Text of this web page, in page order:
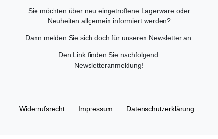
Sie möchten über neu eingetroffene Lagerware oder
Neuheiten allgemein informiert werden?
Dann melden Sie sich doch für unseren Newsletter an.
Den Link finden Sie nachfolgend:
Newsletteranmeldung!
Widerrufs­recht Impressum Daten­schutz­erklärung